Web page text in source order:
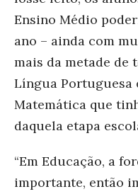
Ensino Médio
ano – ainda com
mais da metade de
Língua Portuguesa
Matemática que
daquela etapa
“Em Educação, a
importante, então